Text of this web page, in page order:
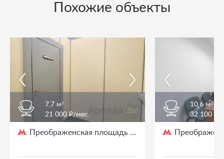
Похожие объекты
7,7 м²
21 000 ₽/мес.
Преображенская площадь / 3 мин. пешком
10,6 м²
32 100 ₽/